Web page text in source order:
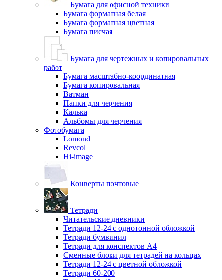
Бумага для офисной техники
Бумага форматная белая
Бумага форматная цветная
Бумага писчая
Бумага для чертежных и копировальных
работ
Бумага масштабно-координатная
Бумага копировальная
Ватман
Папки для черчения
Калька
Альбомы для черчения
Фотобумага
Lomond
Revcol
Hi-image
Конверты почтовые
Тетради
Читательские дневники
Тетради 12-24 с однотонной обложкой
Тетради бумвинил
Тетради для конспектов А4
Сменные блоки для тетрадей на кольцах
Тетради 12-24 с цветной обложкой
Тетради 60-200